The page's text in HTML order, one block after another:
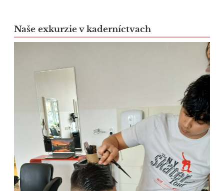
Naše exkurzie v kaderníctvach